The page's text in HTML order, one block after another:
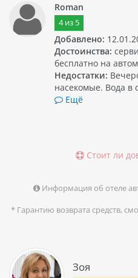
Roman
4из 5
Добавлено:
Достоинства:
бесплатно на
Недостатки:
насекомые. Вода в
Ещё
Стоит ли
Информация об отеле
* Гарантию возврата средств,
Зоя